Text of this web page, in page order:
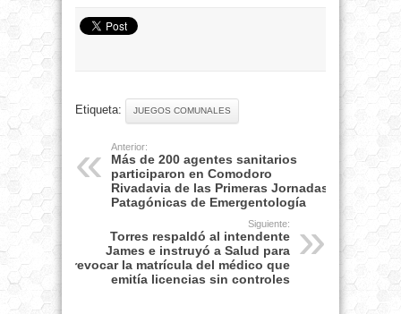
Etiqueta: JUEGOS COMUNALES
Anterior:
Más de 200 agentes sanitarios
participaron en Comodoro
Rivadavia de las Primeras Jornadas
Patagónicas de Emergentología
Siguiente:
Torres respaldó al intendente
James e instruyó a Salud para
revocar la matrícula del médico que
emitía licencias sin controles